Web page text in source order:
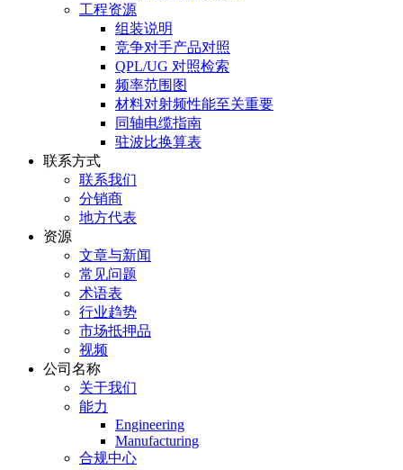
工程资源
组装说明
竞争对手产品对照
QPL/UG 对照检索
频率范围图
材料对射频性能至关重要
同轴电缆指南
驻波比换算表
联系方式
联系我们
分销商
地方代表
资源
文章与新闻
常见问题
术语表
行业趋势
市场抵押品
视频
公司名称
关于我们
能力
Engineering
Manufacturing
合规中心